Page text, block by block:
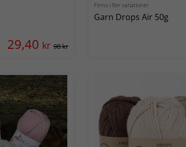
29,40 kr 98 kr
Finns i fler variationer
Garn Drops Air 50g